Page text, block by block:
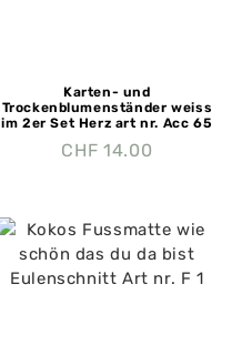
Karten- und
Trockenblumenständer weiss
im 2er Set Herz art nr. Acc 65
CHF 14.00